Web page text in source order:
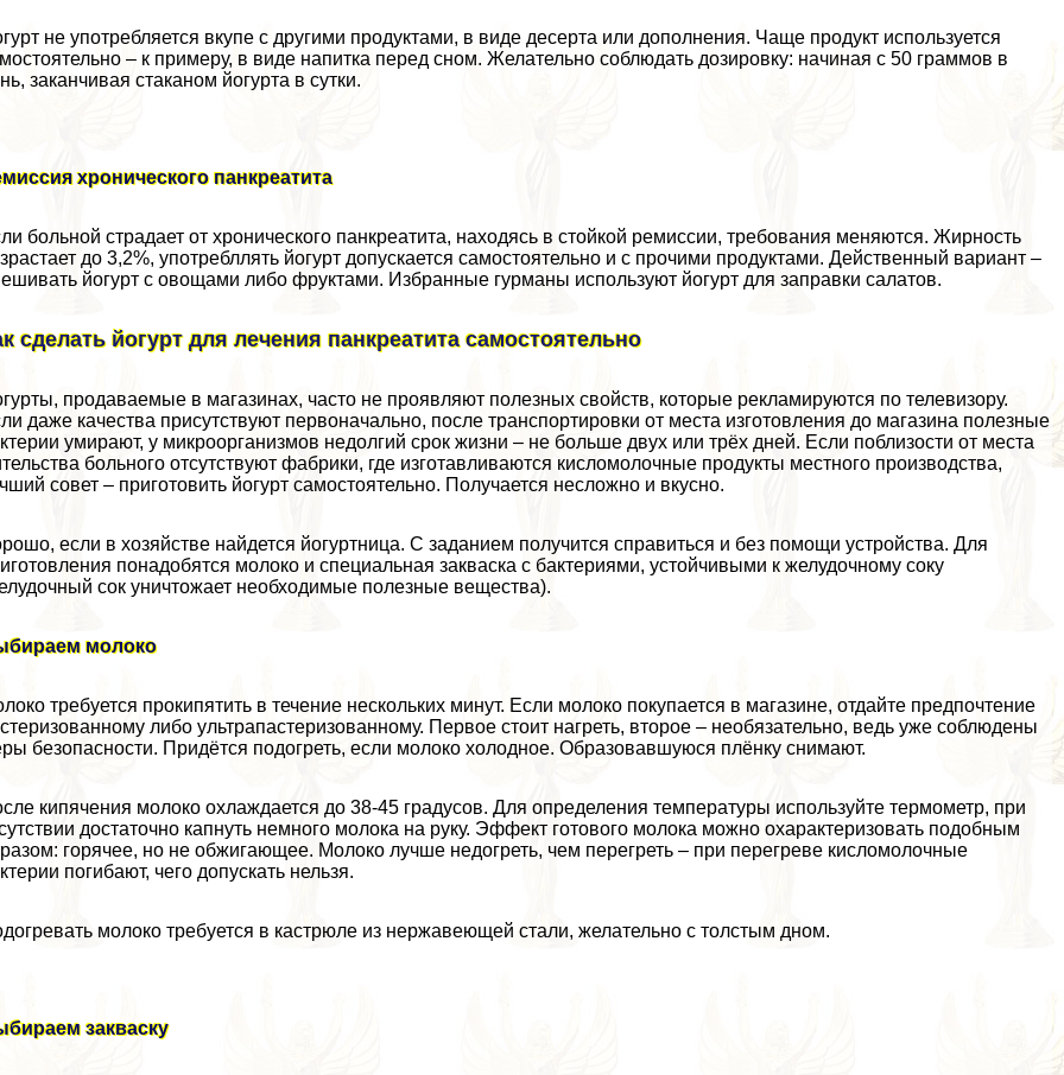
не употрeбляется вкупе с другими продуктами, в виде десерта или дополнения. Чаще продукт используется
– к примеру, в виде напитка перед сном. Желательно соблюдать дозировку: начиная с 50 граммов в
заканчивая стаканом йогурта в сутки.
хронического панкреатита
больной страдает от хронического панкреатита, находясь в стойкой ремиссии, требования меняются. Жирность
до 3,2%, употрeбллять йогурт допускается самостоятельно и с прочими продуктами. Действенный вариант –
йогурт с овощами либо фруктами. Избранные гурманы используют йогурт для заправки салатов.
сделать йогурт для лечения панкреатита самостоятельно
продаваемые в магазинах, часто не проявляют полезных свойств, которые рекламируются по телевизору.
даже качества присутствуют первоначально, после трaнcпортировки от места изготовления до магазина полезные
умирают, у микроорганизмов недолгий срок жизни – не больше двух или трёх дней. Если поблизости от места
больного отсутствуют фабрики, где изготавливаются кисломолочные продукты местного производства,
совет – приготовить йогурт самостоятельно. Получается несложно и вкусно.
если в хозяйстве найдется йогуртница. С заданием получится справиться и без помощи устройства. Для
понадобятся молоко и специальная закваска с бактериями, устойчивыми к желудочному соку
сок уничтожает необходимые полезные вещества).
молоко
требуется прокипятить в течение нескольких минут. Если молоко покупается в магазине, отдайте предпочтение
либо ультрапастеризованному. Первое стоит нагреть, второе – необязательно, ведь уже соблюдены
безопасности. Придётся подогреть, если молоко холодное. Образовавшуюся плёнку снимают.
кипячения молоко охлаждается до 38-45 градусов. Для определения температуры используйте термометр, при
достаточно капнуть немного молока на руку. Эффект готового молока можно охаpaктеризовать подобным
горячее, но не обжигающее. Молоко лучше недогреть, чем перегреть – при перегреве кисломолочные
погибают, чего допускать нельзя.
молоко требуется в кастрюле из нержавеющей стали, желательно с толстым дном.
закваску